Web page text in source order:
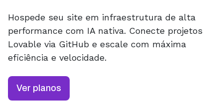
Hospede seu site em infraestrutura de alta
performance com IA nativa. Conecte projetos
Lovable via GitHub e escale com máxima
eficiência e velocidade.
Ver planos